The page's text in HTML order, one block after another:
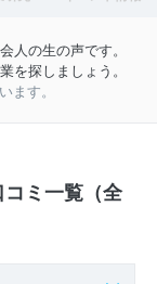
人の生の声です。
を探しましょう。
ます。
ミ一覧（全